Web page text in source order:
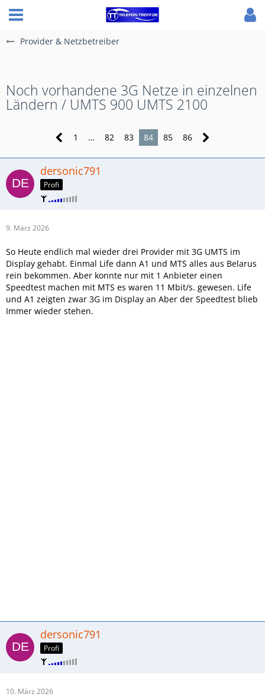
Provider & Netzbetreiber
Noch vorhandene 3G Netze in einzelnen
Ländern / UMTS 900 UMTS 2100
1 … 82 83 84 85 86
dersonic791
Profi
9. März 2026
So Heute endlich mal wieder drei Provider mit 3G UMTS im
Display gehabt. Einmal Life dann A1 und MTS alles aus Belarus
rein bekommen. Aber konnte nur mit 1 Anbieter einen
Speedtest machen mit MTS es waren 11 Mbit/s. gewesen. Life
und A1 zeigten zwar 3G im Display an Aber der Speedtest blieb
Immer wieder stehen.
dersonic791
Profi
10. März 2026